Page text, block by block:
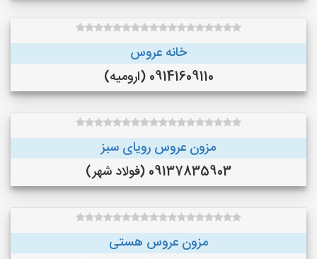
خانه عروس
09141609110 (ارومیه)
مزون عروس رویای سبز
09137835903 (فولاد شهر)
مزون عروس هستی